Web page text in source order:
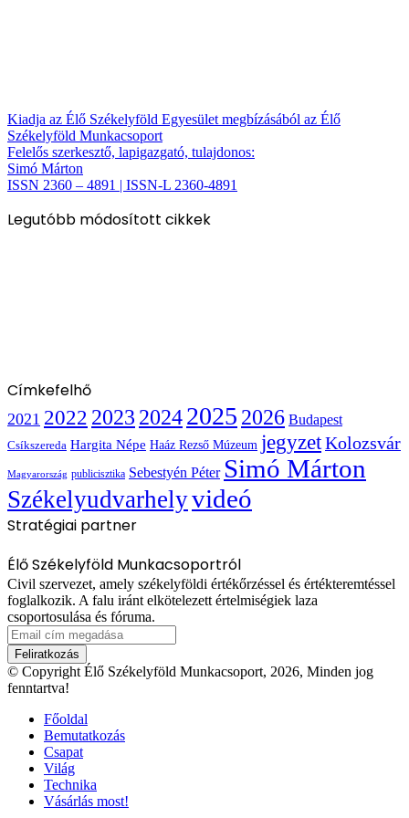
Kiadja az Élő Székelyföld Egyesület megbízásából az Élő
Székelyföld Munkacsoport
Felelős szerkesztő, lapigazgató, tulajdonos:
Simó Márton
ISSN 2360 – 4891 | ISSN-L 2360-4891
Legutóbb módosított cikkek
Címkefelhő
2021 2022 2023 20242025 2026 Budapest
Csíkszereda Hargita Népe Haáz Rezső Múzeum jegyzetKolozsvár
Magyarország publicisztika Sebestyén Péter Simó Márton
Székelyudvarhelyvideó
Stratégiai partner
Élő Székelyföld Munkacsoportról
Civil szervezet, amely székelyföldi értékőrzéssel és értékteremtéssel
foglalkozik. A falu iránt elkötelezett értelmiségiek laza
csoportosulása és fóruma.
Email
cím
megadása
© Copyright Élő Székelyföld Munkacsoport, 2026, Minden jog
fenntartva!
Főoldal
Bemutatkozás
Csapat
Világ
Technika
Vásárlás most!